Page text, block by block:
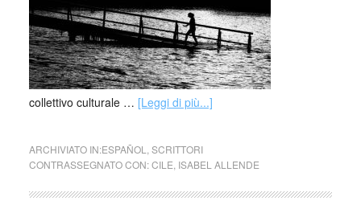
collettivo culturale … [Leggi di più...]
ARCHIVIATO IN:ESPAÑOL
SCRITTORI
CONTRASSEGNATO CON:CILE ISABEL ALLENDE